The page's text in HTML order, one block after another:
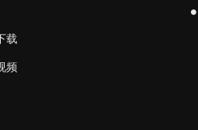
载
频